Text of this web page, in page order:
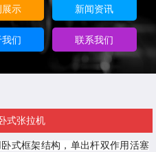
示 新闻资讯
们 联系我们
式张拉机
式框架结构，单出杆双作用活塞